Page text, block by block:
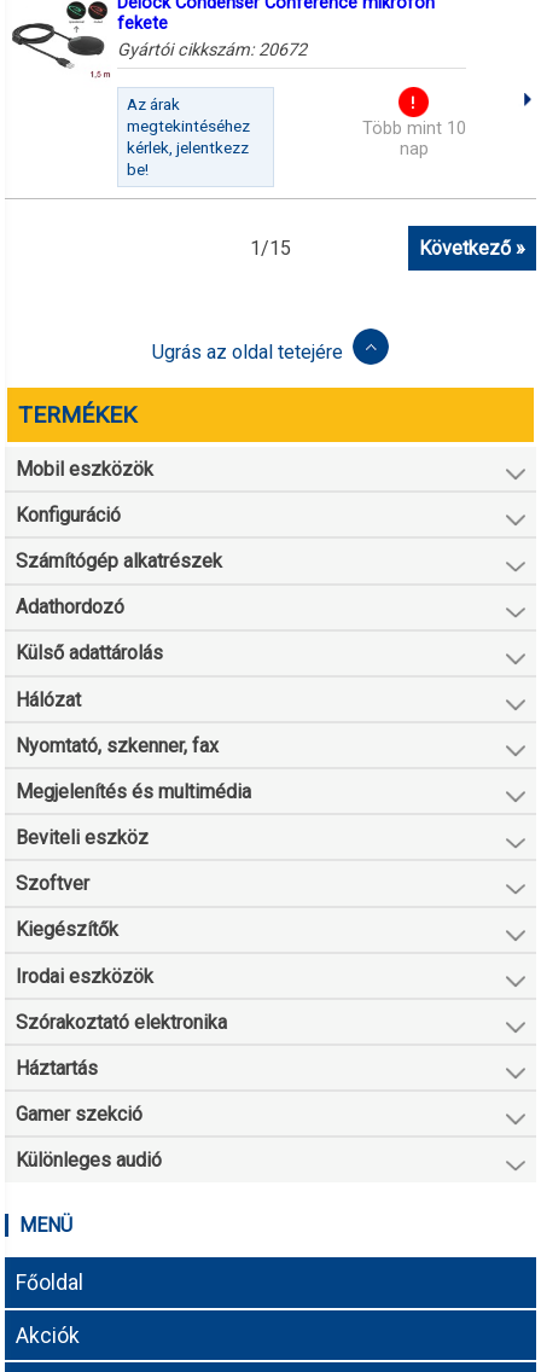
fekete
Gyártói cikkszám: 20672
Az árak
megtekintéséhez
kérlek, jelentkezz
be!
Több mint 10
nap
1/15 Következő »
Ugrás az oldal tetejére
TERMÉKEK
Mobil eszközök
Konfiguráció
Számítógép alkatrészek
Adathordozó
Külső adattárolás
Hálózat
Nyomtató, szkenner, fax
Megjelenítés és multimédia
Beviteli eszköz
Szoftver
Kiegészítők
Irodai eszközök
Szórakoztató elektronika
Háztartás
Gamer szekció
Különleges audió
MENÜ
Főoldal
Akciók